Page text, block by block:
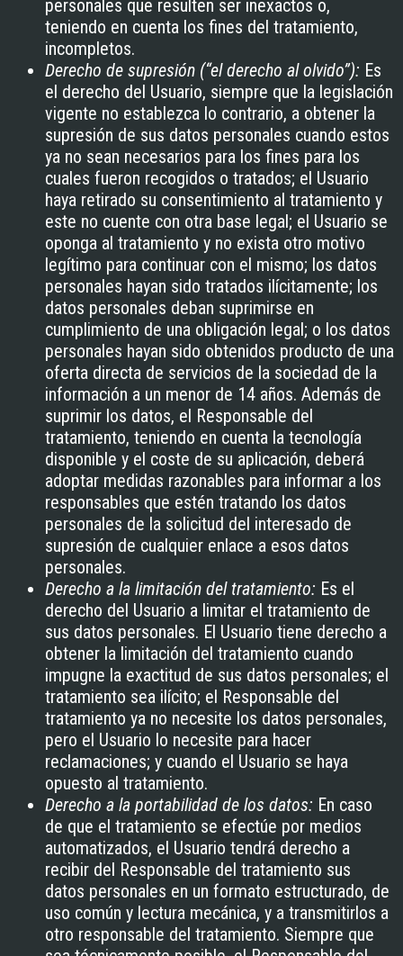
personales que resulten ser inexactos o,
teniendo en cuenta los fines del tratamiento,
incompletos.
Derecho de supresión (“el derecho al olvido”): Es
el derecho del Usuario, siempre que la legislación
vigente no establezca lo contrario, a obtener la
supresión de sus datos personales cuando estos
ya no sean necesarios para los fines para los
cuales fueron recogidos o tratados; el Usuario
haya retirado su consentimiento al tratamiento y
este no cuente con otra base legal; el Usuario se
oponga al tratamiento y no exista otro motivo
legítimo para continuar con el mismo; los datos
personales hayan sido tratados ilícitamente; los
datos personales deban suprimirse en
cumplimiento de una obligación legal; o los datos
personales hayan sido obtenidos producto de una
oferta directa de servicios de la sociedad de la
información a un menor de 14 años. Además de
suprimir los datos, el Responsable del
tratamiento, teniendo en cuenta la tecnología
disponible y el coste de su aplicación, deberá
adoptar medidas razonables para informar a los
responsables que estén tratando los datos
personales de la solicitud del interesado de
supresión de cualquier enlace a esos datos
personales.
Derecho a la limitación del tratamiento: Es el
derecho del Usuario a limitar el tratamiento de
sus datos personales. El Usuario tiene derecho a
obtener la limitación del tratamiento cuando
impugne la exactitud de sus datos personales; el
tratamiento sea ilícito; el Responsable del
tratamiento ya no necesite los datos personales,
pero el Usuario lo necesite para hacer
reclamaciones; y cuando el Usuario se haya
opuesto al tratamiento.
Derecho a la portabilidad de los datos: En caso
de que el tratamiento se efectúe por medios
automatizados, el Usuario tendrá derecho a
recibir del Responsable del tratamiento sus
datos personales en un formato estructurado, de
uso común y lectura mecánica, y a transmitirlos a
otro responsable del tratamiento. Siempre que